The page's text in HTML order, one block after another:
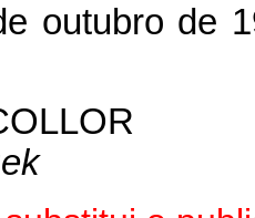
outubro de